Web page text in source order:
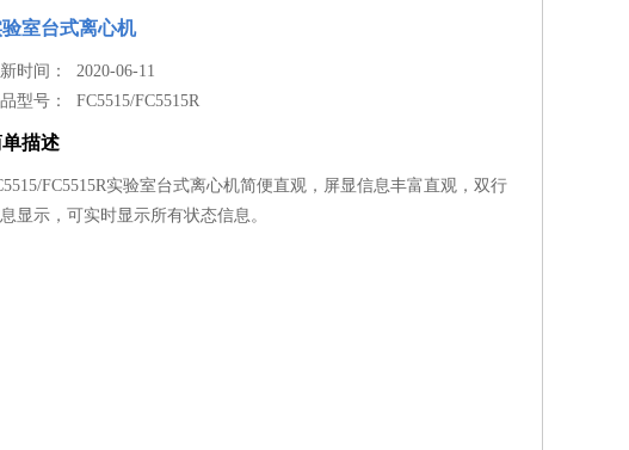
室台式离心机
时间： 2020-06-11
品型号：FC5515/FC5515R
描述
FC5515R实验室台式离心机简便直观，屏显信息丰富直观，双行
显示，可实时显示所有状态信息。